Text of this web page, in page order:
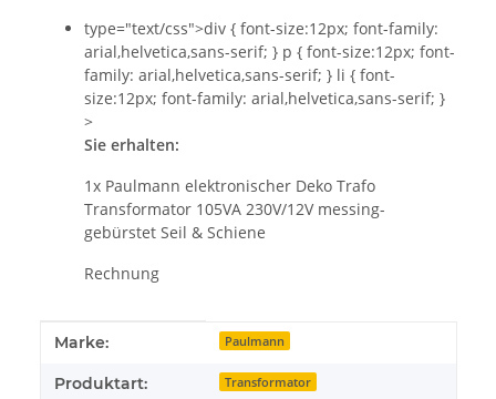
type="text/css">div { font-size:12px; font-family:
arial,helvetica,sans-serif; } p { font-size:12px; font-
family: arial,helvetica,sans-serif; } li { font-
size:12px; font-family: arial,helvetica,sans-serif; }
>
Sie erhalten:
1x Paulmann elektronischer Deko Trafo
Transformator 105VA 230V/12V messing-
gebürstet Seil & Schiene
Rechnung
Produkteigenschaft
Wert
Marke: Paulmann
Produktart: Transformator